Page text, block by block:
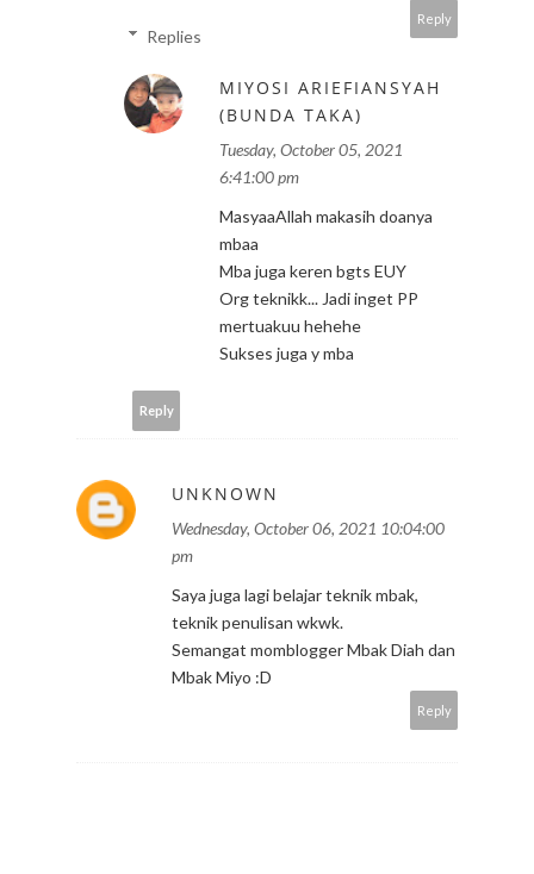
Reply
Replies
MIYOSI ARIEFIANSYAH
(BUNDA TAKA)
Tuesday, October 05, 2021
6:41:00 pm
MasyaaAllah makasih doanya
mbaa
Mba juga keren bgts EUY
Org teknikk... Jadi inget PP
mertuakuu hehehe
Sukses juga y mba
Reply
UNKNOWN
Wednesday, October 06, 2021 10:04:00
pm
Saya juga lagi belajar teknik mbak,
teknik penulisan wkwk.
Semangat momblogger Mbak Diah dan
Mbak Miyo :D
Reply